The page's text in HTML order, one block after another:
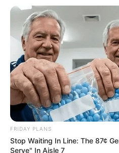
FRIDAY PLANS
Stop Waiting In Line: The 87¢
Serve" In Aisle 7